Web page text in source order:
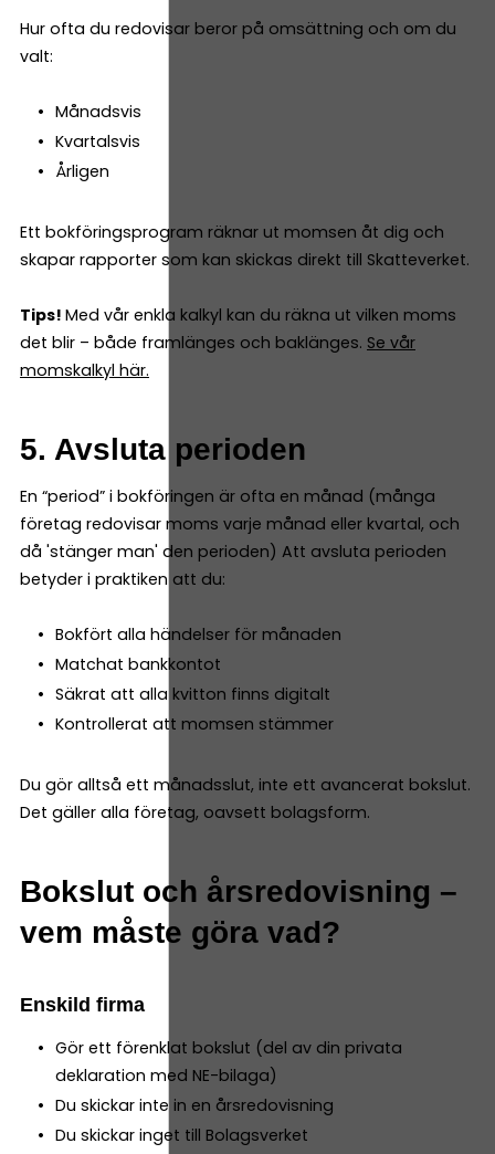
Hur ofta du redovisar beror på omsättning och om du
valt:
Månadsvis
Kvartalsvis
Årligen
Ett bokföringsprogram räknar ut momsen åt dig och
skapar rapporter som kan skickas direkt till Skatteverket.
Tips! Med vår enkla kalkyl kan du räkna ut vilken moms
det blir – både framlänges och baklänges. Se vår
momskalkyl här.
5. Avsluta perioden
En “period” i bokföringen är ofta en månad (många
företag redovisar moms varje månad eller kvartal, och
då 'stänger man' den perioden) Att avsluta perioden
betyder i praktiken att du:
Bokfört alla händelser för månaden
Matchat bankkontot
Säkrat att alla kvitton finns digitalt
Kontrollerat att momsen stämmer
Du gör alltså ett månadsslut, inte ett avancerat bokslut.
Det gäller alla företag, oavsett bolagsform.
Bokslut och årsredovisning –
vem måste göra vad?
Enskild firma
Gör ett förenklat bokslut (del av din privata
deklaration med NE-bilaga)
Du skickar inte in en årsredovisning
Du skickar inget till Bolagsverket